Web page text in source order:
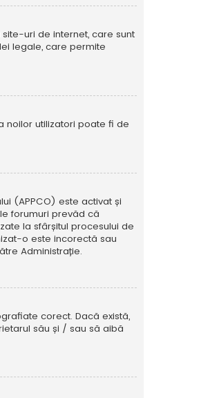
site-uri de internet, care sunt
legale, care permite
noilor utilizatori poate fi de
(APPCO) este activat și
forumuri prevăd că
la sfârșitul procesului de
o este incorectă sau
Administrație.
corect. Dacă există,
său și / sau să aibă